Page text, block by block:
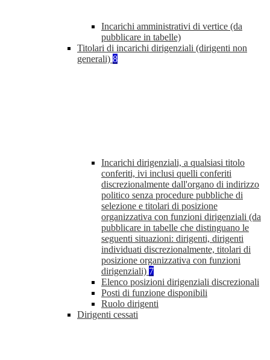
Incarichi amministrativi di vertice (da
pubblicare in tabelle)
Titolari di incarichi dirigenziali (dirigenti non
generali) 8
Incarichi dirigenziali, a qualsiasi titolo
conferiti, ivi inclusi quelli conferiti
discrezionalmente dall'organo di indirizzo
politico senza procedure pubbliche di
selezione e titolari di posizione
organizzativa con funzioni dirigenziali (da
pubblicare in tabelle che distinguano le
seguenti situazioni: dirigenti, dirigenti
individuati discrezionalmente, titolari di
posizione organizzativa con funzioni
dirigenziali) 7
Elenco posizioni dirigenziali discrezionali
Posti di funzione disponibili
Ruolo dirigenti
Dirigenti cessati